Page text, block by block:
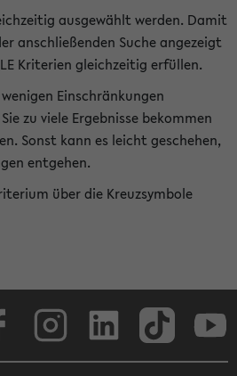
ausgewählt werden. Damit
anschließenden Suche angezeigt
Kriterien gleichzeitig erfüllen.
Einschränkungen
zu viele Ergebnisse bekommen
Sonst kann es leicht geschehen,
entgehen.
über die Kreuzsymbole